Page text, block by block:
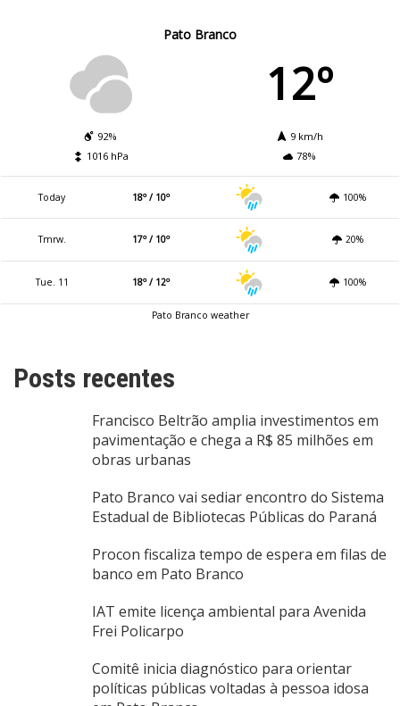
Pato Branco
12º
92%
9 km/h
1016 hPa
78%
Today 18º / 10º 100%
Tmrw. 17º / 10º 20%
Tue. 11 18º / 12º 100%
Pato Branco weather
Posts recentes
Francisco Beltrão amplia investimentos em
pavimentação e chega a R$ 85 milhões em
obras urbanas
Pato Branco vai sediar encontro do Sistema
Estadual de Bibliotecas Públicas do Paraná
Procon fiscaliza tempo de espera em filas de
banco em Pato Branco
IAT emite licença ambiental para Avenida
Frei Policarpo
Comitê inicia diagnóstico para orientar
políticas públicas voltadas à pessoa idosa